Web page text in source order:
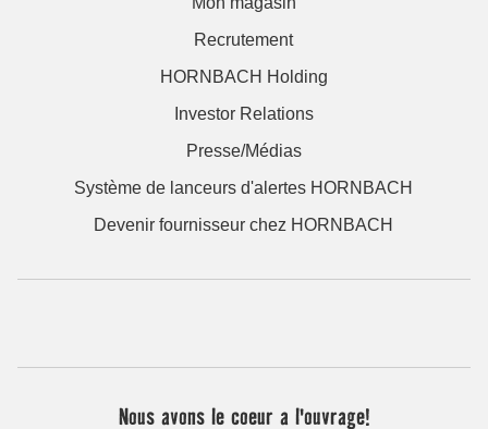
Recrutement
HORNBACH Holding
Investor Relations
Presse/Médias
Système de lanceurs d'alertes HORNBACH
Devenir fournisseur chez HORNBACH
Nous avons le coeur a l'ouvrage!